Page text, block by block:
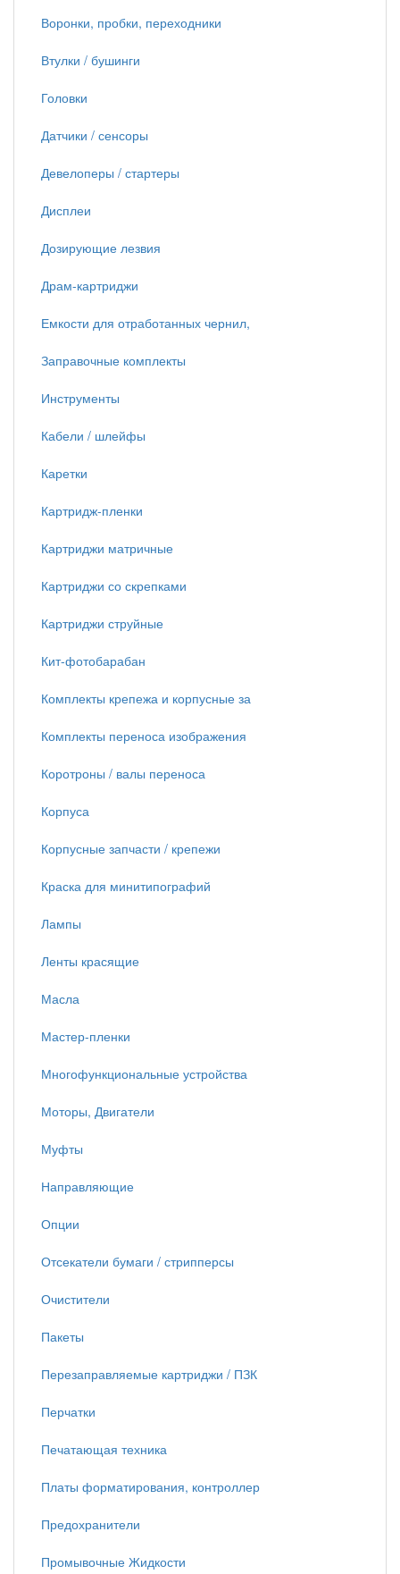
Воронки, пробки, переходники
Втулки / бушинги
Головки
Датчики / сенсоры
Девелоперы / стартеры
Дисплеи
Дозирующие лезвия
Драм-картриджи
Емкости для отработанных чернил,
Заправочные комплекты
Инструменты
Кабели / шлейфы
Каретки
Картридж-пленки
Картриджи матричные
Картриджи со скрепками
Картриджи струйные
Кит-фотобарабан
Комплекты крепежа и корпусные за
Комплекты переноса изображения
Коротроны / валы переноса
Корпуса
Корпусные запчасти / крепежи
Краска для минитипографий
Лампы
Ленты красящие
Масла
Мастер-пленки
Многофункциональные устройства
Моторы, Двигатели
Муфты
Направляющие
Опции
Отсекатели бумаги / стрипперсы
Очистители
Пакеты
Перезаправляемые картриджи / ПЗК
Перчатки
Печатающая техника
Платы форматирования, контроллер
Предохранители
Промывочные Жидкости